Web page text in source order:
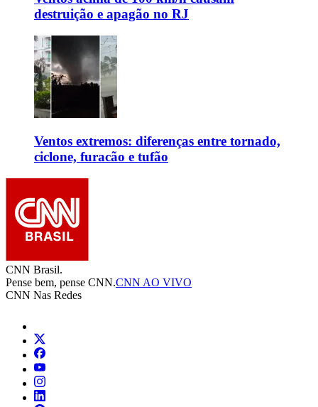
destruição e apagão no RJ
Ventos extremos: diferenças entre tornado,
ciclone, furacão e tufão
CNN Brasil.
Pense bem, pense CNN.CNN AO VIVO
CNN Nas Redes